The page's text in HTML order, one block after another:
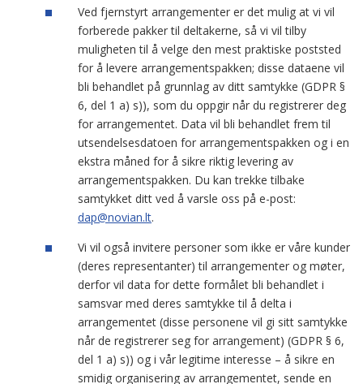
Ved fjernstyrt arrangementer er det mulig at vi vil
forberede pakker til deltakerne, så vi vil tilby
muligheten til å velge den mest praktiske poststed
for å levere arrangementspakken; disse dataene vil
bli behandlet på grunnlag av ditt samtykke (GDPR §
6, del 1 a) s)), som du oppgir når du registrerer deg
for arrangementet. Data vil bli behandlet frem til
utsendelsesdatoen for arrangementspakken og i en
ekstra måned for å sikre riktig levering av
arrangementspakken. Du kan trekke tilbake
samtykket ditt ved å varsle oss på e-post:
dap@novian.lt.
Vi vil også invitere personer som ikke er våre kunder
(deres representanter) til arrangementer og møter,
derfor vil data for dette formålet bli behandlet i
samsvar med deres samtykke til å delta i
arrangementet (disse personene vil gi sitt samtykke
når de registrerer seg for arrangement) (GDPR § 6,
del 1 a) s)) og i vår legitime interesse – å sikre en
smidig organisering av arrangementet, sende en